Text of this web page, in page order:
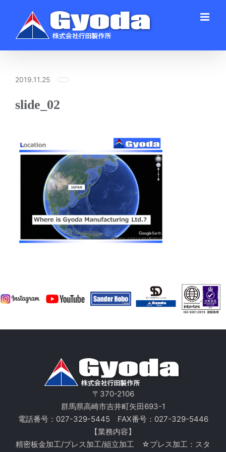
content
2019.11.25
slide_02
〒370-2106
群馬県高崎市吉井町矢田693-1
電話番号： 027-329-5445 FAX番号：027-329-5446
【業務内容】
精密板金加工/プレス加工/組立加工 ☆プレス加工：スタ